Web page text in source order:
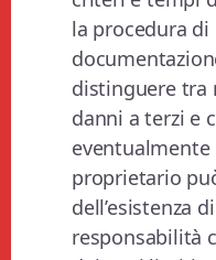
la procedura
distinguere tra
danni a terzi e
proprietario
dell’esistenza
responsabilità